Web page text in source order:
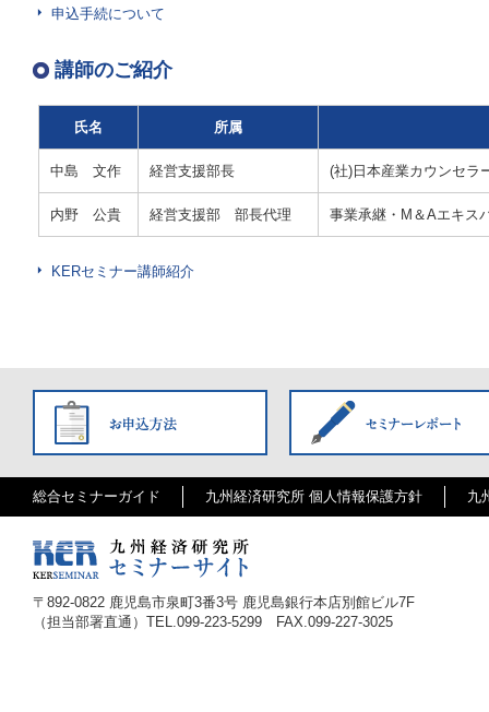
申込手続について
講師のご紹介
氏名 所属
中島 文作 経営支援部長 (社)日本産業カウンセ
内野 公貴 経営支援部 部長代理 事業承継・M＆Aエキス
KERセミナー講師紹介
総合セミナーガイド 九州経済研究所 個人情報保護方針 九
〒 892-0822 鹿児島市泉町3番3号 鹿児島銀行本店別館ビル7F
（担当部署直通）TEL.099-223-5299 FAX.099-227-3025